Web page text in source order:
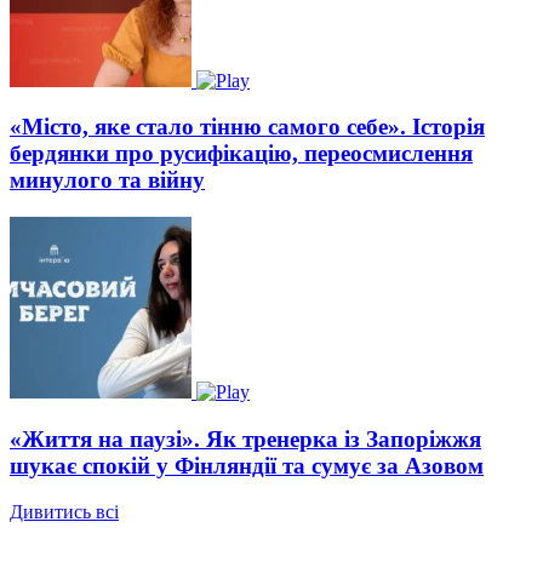
«Місто, яке стало тінню самого себе». Історія
бердянки про русифікацію, переосмислення
минулого та війну
«Життя на паузі». Як тренерка із Запоріжжя
шукає спокій у Фінляндії та сумує за Азовом
Дивитись всі